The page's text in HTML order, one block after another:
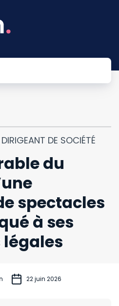
DE SOCIÉTÉ
du
spectacles
à ses
22 juin 2026